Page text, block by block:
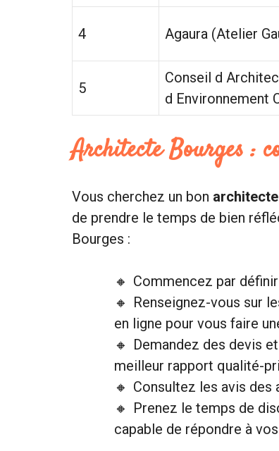
4 Agaura (Atelier
5
Conseil d
d Environnement
Architecte Bourges :
Vous cherchez un bon
de prendre le temps de bien
Bourges :
Commencez par
Renseignez-vous sur
en ligne pour vous faire
Demandez des devis
meilleur rapport qualité-
Consultez les avis
Prenez le temps de
capable de répondre à